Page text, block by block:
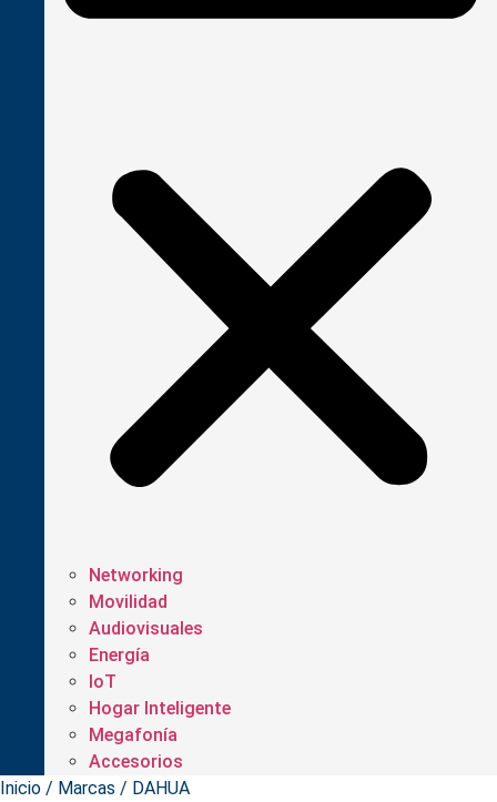
Networking
Movilidad
Audiovisuales
Energía
IoT
Hogar Inteligente
Megafonía
Accesorios
Inicio / Marcas / DAHUA